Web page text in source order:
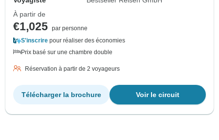
À partir de
€1,025 par personne
S'inscrire pour réaliser des économies
Prix basé sur une chambre double
Réservation à partir de 2 voyageurs
Voir le circuit
Télécharger la brochure